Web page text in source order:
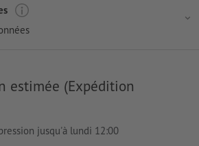
estimée (Expédition
jusqu'à lundi 12:00